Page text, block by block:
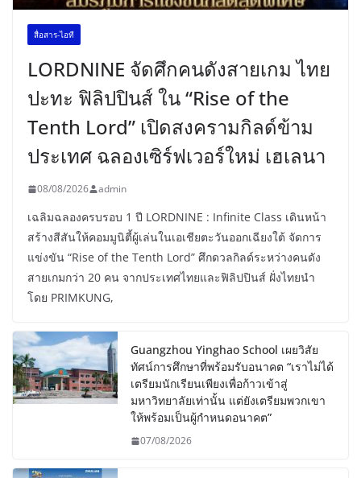
สื่อสาร-ไอที
LORDNINE จัดศึกคนดังสายเกม ไทย
ปะทะ ฟิลิปปินส์ ใน “Rise of the
Tenth Lord” เปิดสงครามกิลด์ข้าม
ประเทศ ฉลองเซิร์ฟเวอร์ใหม่ เฮเลนา
08/08/2026 admin
เฉลิมฉลองครบรอบ 1 ปี LORDNINE : Infinite Class เดินหน้า
สร้างสีสันให้คอมมูนิตี้ผู้เล่นในเอเชียตะวันออกเฉียงใต้ จัดการ
แข่งขัน “Rise of the Tenth Lord” ศึกดวลกิลด์ระหว่างคนดัง
สายเกมกว่า 20 คน จากประเทศไทยและฟิลิปปินส์ ฝั่งไทยนำ
โดย PRIMKUNG,
Guangzhou Yinghao School เผยวิสัย
ทัศน์การศึกษาที่พร้อมรับอนาคต “เราไม่ได้
เตรียมนักเรียนเพียงเพื่อก้าวเข้าสู่
มหาวิทยาลัยเท่านั้น แต่ยังเตรียมพวกเขา
ให้พร้อมเป็นผู้กำหนดอนาคต”
07/08/2026